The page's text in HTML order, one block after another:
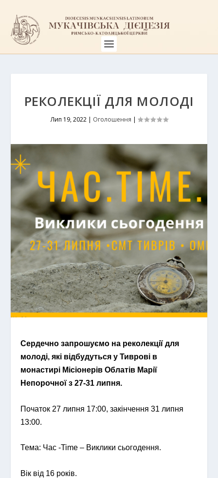
РЕКОЛЕКЦІЇ ДЛЯ МОЛОДІ
Лип 19, 2022| Оголошення |
Сердечно запрошуємо на реколекції для
молоді, які відбудуться у Тиврові в
монастирі Місіонерів Облатів Марії
Непорочної з 27-31 липня.
Початок 27 липня 17:00, закінчення 31 липня
13:00.
Тема: Час -Time – Виклики сьогодення.
Вік від 16 років.